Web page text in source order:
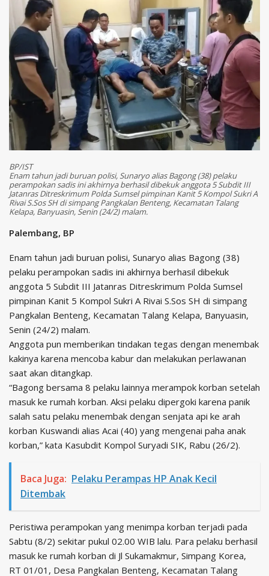
BP/IST
Enam tahun jadi buruan polisi, Sunaryo alias Bagong (38) pelaku
perampokan sadis ini akhirnya berhasil dibekuk anggota 5 Subdit III
Jatanras Ditreskrimum Polda Sumsel pimpinan Kanit 5 Kompol Sukri A
Rivai S.Sos SH di simpang Pangkalan Benteng, Kecamatan Talang
Kelapa, Banyuasin, Senin (24/2) malam.
Palembang, BP
Enam tahun jadi buruan polisi, Sunaryo alias Bagong (38)
pelaku perampokan sadis ini akhirnya berhasil dibekuk
anggota 5 Subdit III Jatanras Ditreskrimum Polda Sumsel
pimpinan Kanit 5 Kompol Sukri A Rivai S.Sos SH di simpang
Pangkalan Benteng, Kecamatan Talang Kelapa, Banyuasin,
Senin (24/2) malam.
Anggota pun memberikan tindakan tegas dengan menembak
kakinya karena mencoba kabur dan melakukan perlawanan
saat akan ditangkap.
“Bagong bersama 8 pelaku lainnya merampok korban setelah
masuk ke rumah korban. Aksi pelaku dipergoki karena panik
salah satu pelaku menembak dengan senjata api ke arah
korban Kuswandi alias Acai (40) yang mengenai paha anak
korban,” kata Kasubdit Kompol Suryadi SIK, Rabu (26/2).
Baca Juga: Pelaku Perampas HP Anak Kecil
Ditembak
Peristiwa perampokan yang menimpa korban terjadi pada
Sabtu (8/2) sekitar pukul 02.00 WIB lalu. Para pelaku berhasil
masuk ke rumah korban di Jl Sukamakmur, Simpang Korea,
RT 01/01, Desa Pangkalan Benteng, Kecamatan Talang